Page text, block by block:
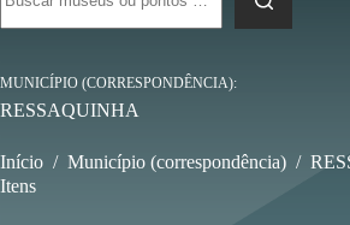
MUNICÍPIO (CORRESPONDÊNCIA)
RESSAQUINHA
Início / Município (correspondência) /
Itens